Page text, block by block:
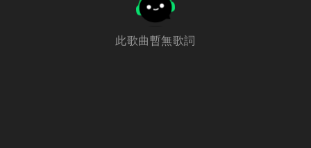
此歌曲暫無歌詞